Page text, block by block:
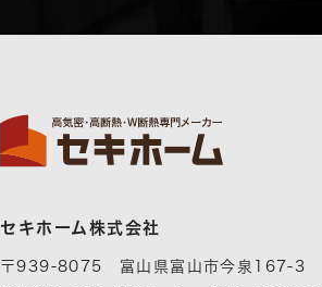
セキホーム株式会社
〒939-8075 富山県富山市今泉167-3